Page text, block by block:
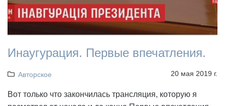
Инаугурация. Первые впечатления.
Авторское 20 мая 2019 г.
Вот только что закончилась трансляция, которую я